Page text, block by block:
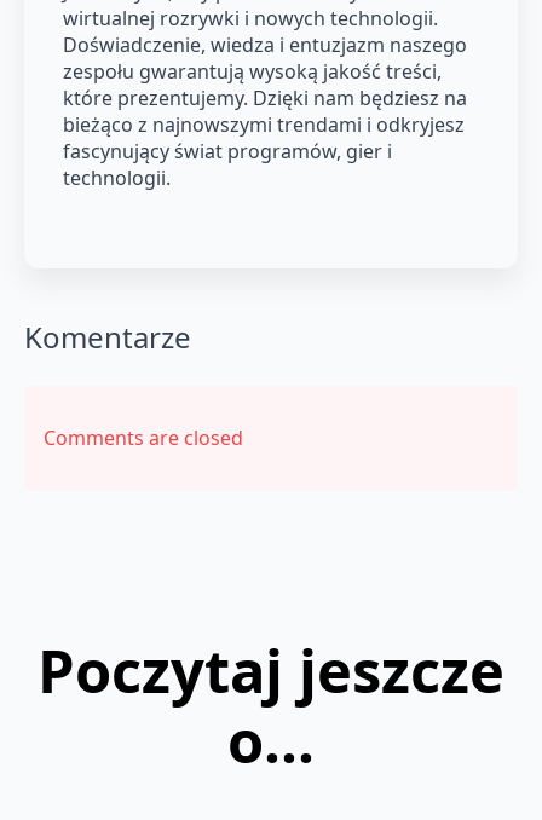
wirtualnej rozrywki i nowych technologii.
Doświadczenie, wiedza i entuzjazm naszego
zespołu gwarantują wysoką jakość treści,
które prezentujemy. Dzięki nam będziesz na
bieżąco z najnowszymi trendami i odkryjesz
fascynujący świat programów, gier i
technologii.
Komentarze
Comments are closed
Poczytaj jeszcze
o...